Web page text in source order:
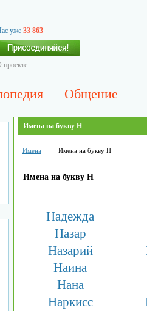
уже 33 863
проекте
Общение
Имена на букву Н
Имена Имена на букву Н
Имена на букву Н
Надежда
Назар
Назарий
Наина
Нана
Наркисс